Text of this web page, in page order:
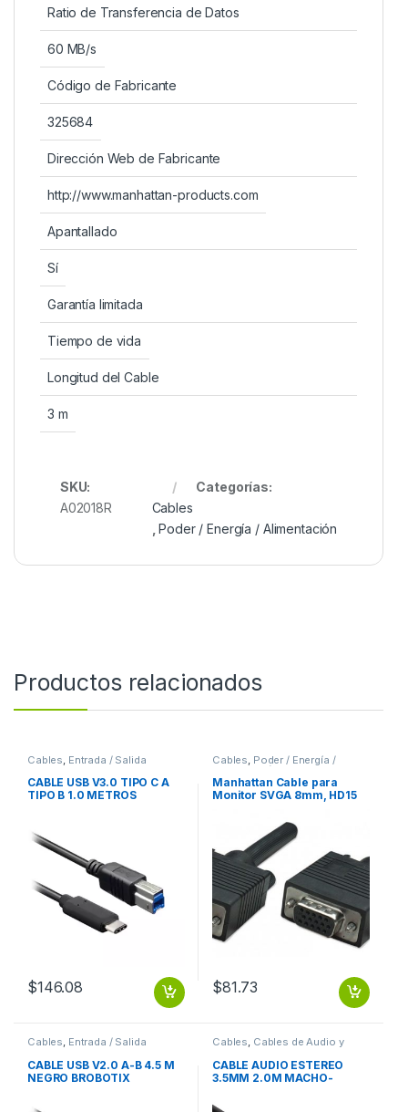
Ratio de Transferencia de Datos
60 MB/s
Código de Fabricante
325684
Dirección Web de Fabricante
http://www.manhattan-products.com
Apantallado
Sí
Garantía limitada
Tiempo de vida
Longitud del Cable
3 m
SKU:
A02018R
Categorías:
Cables
,Poder / Energía / Alimentación
Productos relacionados
Cables Entrada / Salida
CABLE USB V3.0 TIPO C A
TIPO B 1.0 METROS
$146.08
Cables Poder / Energía /
Alimentación
Manhattan Cable para
Monitor SVGA 8mm, HD15
Metros, Negro 8MM
MACHO-HEMBRA MONITOR
PROYECTOR
$81.73
Cables, Entrada / Salida
CABLE USB V2.0 A-B 4.5 M
NEGRO BROBOTIX
Cables, Cables de Audio y
CABLE AUDIO ESTEREO
3.5MM 2.0M MACHO-